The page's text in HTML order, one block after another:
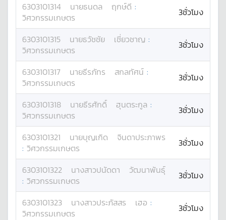
6303101314 นายธนดล ฤกษ์ดี :
วิศวกรรมเกษตร
3ชั่วโมง
6303101315 นายธวัชชัย เชี่ยวชาญ :
วิศวกรรมเกษตร
3ชั่วโมง
6303101317 นายธีรภัทร สกลทัศน์ :
วิศวกรรมเกษตร
3ชั่วโมง
6303101318 นายธีรศักดิ์ ฮุนตระกูล :
วิศวกรรมเกษตร
3ชั่วโมง
6303101321 นายบุญเกิด
จินดาประภาพร
: วิศวกรรมเกษตร 3ชั่วโมง
6303101322 นางสาวปนัดดา
วัฒนาพันธุ์
: วิศวกรรมเกษตร 3ชั่วโมง
6303101323 นางสาวประภัสสร เฮอ :
วิศวกรรมเกษตร
3ชั่วโมง